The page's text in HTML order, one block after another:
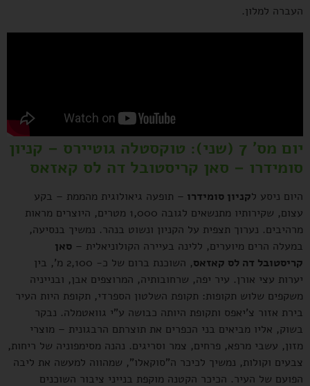
העברה למלון.
יום מס' 7 (שני): טוקסטלה גוטיירס – קניון
סומידרו – סאן קריסטובל דה לס קאזאס
היום ניסע לקניון סומידרו – תופעה גיאולוגית מהממת – בקע
עצום, שקירותיו מתנשאים לגובה 1,000 מטרים, היוצרים מראות
מרהיבים. נערוך תצפית על הקניון ונשוט בנהר. נמשיך בנסיעה,
במעלה הרים מיוערים, ללינה בעיירה הקולוניאלית – סאן
קריסטובל דה לס קאזאס
, השוכנת ברום של כ- 2,100 מ', בין
יערות עצי אורן. עיר יפה, שרחובותיה, המרוצפים אבן, ובנייניה
משקפים שלוש תקופות: תקופת השלטון הספרדי, תקופת היות העיר
בירת אזור צ'יאפס ותקופת היותה כבושה ע"י גוואטמלה. נבקר
בשוק, אליו מביאים בני הכפרים את תוצרתם הרבגונית – מוצרי
מזון, עשבי מרפא, פרחים, צמר וסריגים. נהנה מסימפוניה של ריחות,
צבעים וקולות, נמשיך לכיכר ה"סוקאלו", שמהווה למעשה את ליבה
הפועם של העיר. הכיכר הקטנה מוקפת בנייני ציבור השוכנים